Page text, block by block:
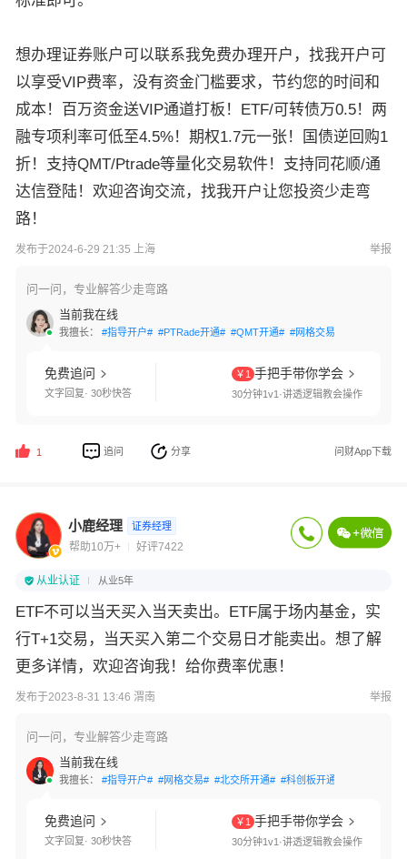
想办理证券账户可以联系我免费办理开户，找我开户可
以享受VIP费率，没有资金门槛要求，节约您的时间和
成本！百万资金送VIP通道打板！ETF/可转债万0.5！两
融专项利率可低至4.5%！期权1.7元一张！国债逆回购1
折！支持QMT/Ptrade等量化交易软件！支持同花顺/通
达信登陆！欢迎咨询交流，找我开户让您投资少走弯
路！
发布于2024-6-29 21:35 上海 举报
问一问，专业解答少走弯路
当前我在线
我擅长： #指导开户# #PTRade开通# #QMT开通# #网格交易#
免费追问
文字回复· 30秒快答
￥1 手把手带你学会
30分钟1v1·讲透逻辑教会操作
1 追问 分享 问财App下载
小鹿经理 证券经理
帮助10万+ 好评7422
从业认证 从业5年
ETF不可以当天买入当天卖出。ETF属于场内基金，实
行T+1交易，当天买入第二个交易日才能卖出。想了解
更多详情，欢迎咨询我！给你费率优惠！
发布于2023-8-31 13:46 渭南 举报
问一问，专业解答少走弯路
当前我在线
我擅长： #指导开户# #网格交易# #北交所开通# #科创板开通#
免费追问
文字回复· 30秒快答
￥1 手把手带你学会
30分钟1v1·讲透逻辑教会操作